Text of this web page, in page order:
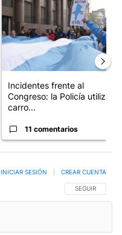
Incidentes frente al
Congreso: la Policía utiliza
carro...
11 comentarios
SIGA ESTA
SEGUIR
INICIAR SESIÓN CREAR CUENTA